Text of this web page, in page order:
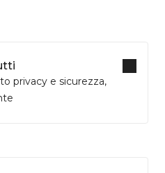
privacy e sicurezza,